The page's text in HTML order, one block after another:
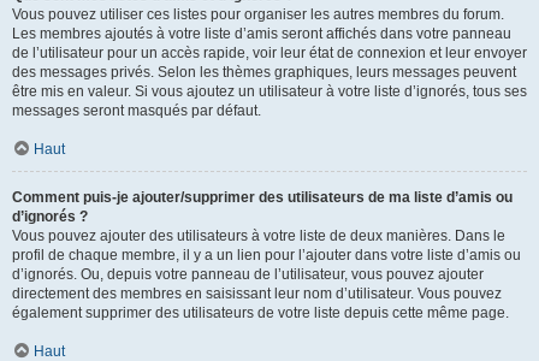
Vous pouvez utiliser ces listes pour organiser les autres membres du forum.
Les membres ajoutés à votre liste d’amis seront affichés dans votre panneau
de l’utilisateur pour un accès rapide, voir leur état de connexion et leur envoyer
des messages privés. Selon les thèmes graphiques, leurs messages peuvent
être mis en valeur. Si vous ajoutez un utilisateur à votre liste d’ignorés, tous ses
messages seront masqués par défaut.
Haut
Comment puis-je ajouter/supprimer des utilisateurs de ma liste d’amis ou
d’ignorés ?
Vous pouvez ajouter des utilisateurs à votre liste de deux manières. Dans le
profil de chaque membre, il y a un lien pour l’ajouter dans votre liste d’amis ou
d’ignorés. Ou, depuis votre panneau de l’utilisateur, vous pouvez ajouter
directement des membres en saisissant leur nom d’utilisateur. Vous pouvez
également supprimer des utilisateurs de votre liste depuis cette même page.
Haut